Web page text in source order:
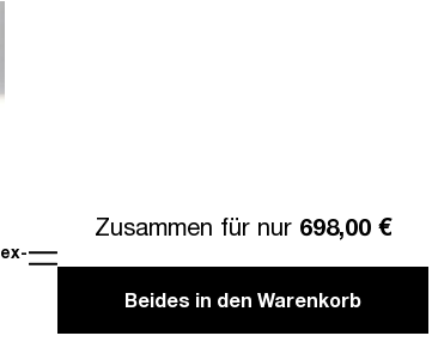
Zusammen für nur 698,00 €
Beides in den Warenkorb